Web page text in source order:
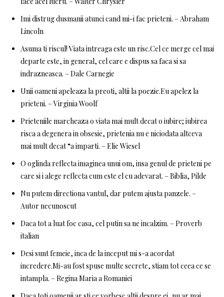
Imi distrug dusmanii atunci cand mi-i fac prieteni. – Abraham
Lincoln
Asuma ti riscul! Viata intreaga este un risc.Cel ce merge cel mai
departe este, in general, cel care e dispus sa faca si sa
indrazneasca. – Dale Carnegie
Unii oameni apeleaza la preoti, altii la poezie.Eu apelez la
prieteni. – Virginia Woolf
Prieteniile marcheaza o viata mai mult decat o iubire; iubirea
risca a degenera in obsesie, prietenia nu e niciodata altceva
mai mult decat “a imparti. – Elie Wiesel
O oglinda reflecta imaginea unui om, insa genul de prieteni pe
care si i alege reflecta cum este el cu adevarat. – Biblia, Pilde
Nu putem directiona vantul, dar putem ajusta panzele. –
Autor necunoscut
Daca tot a luat foc casa, cel putin sa ne incalzim. – Proverb
italian
Desi sunt femeie, inca de la inceput mi s-a acordat
incredere.Mi-au fost spuse multe secrete, stiam tot ceea ce se
intampla. – Regina Maria a Romaniei